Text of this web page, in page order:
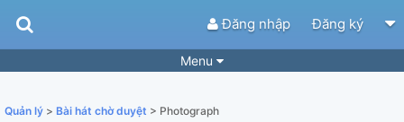
Đăng nhập Đăng ký
Menu
Quản lý > Bài hát chờ duyệt > Photograph